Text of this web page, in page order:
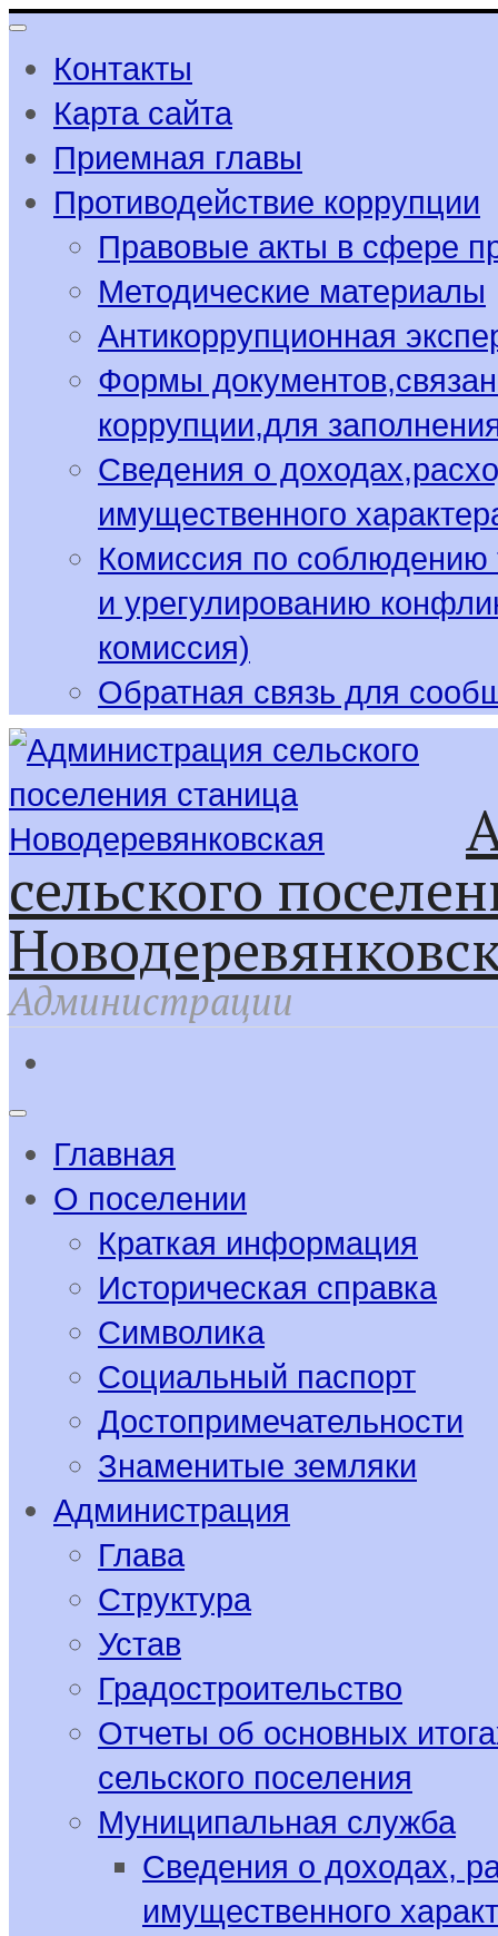
Контакты
Карта сайта
Приемная главы
Противодействие коррупции
Правовые акты в сфере
Методические материалы
Антикоррупционная
Формы
коррупции,для
Сведения о
имущественного
Комиссия по соблюдению
и урегулированию
комиссия)
Обратная связь для
сельского
Администрации
Главная
О поселении
Краткая информация
Историческая справка
Символика
Социальный паспорт
Достопримечательности
Знаменитые земляки
Администрация
Глава
Структура
Устав
Градостроительство
Отчеты об основных
сельского поселения
Муниципальная служба
Сведения о доходах,
имущественного